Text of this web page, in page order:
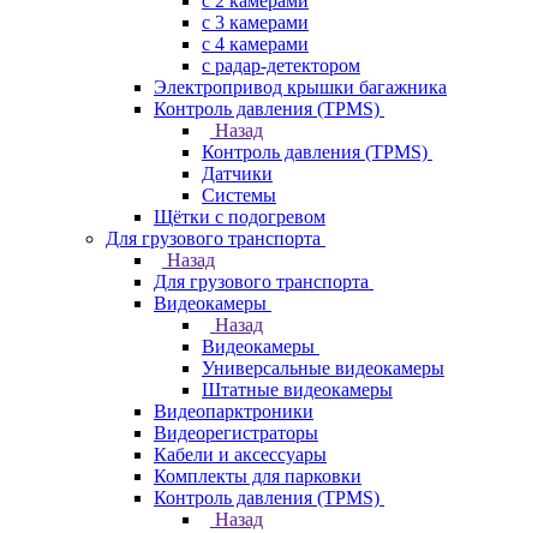
с 3 камерами
с 4 камерами
с радар-детектором
Электропривод крышки багажника
Контроль давления (TPMS)
Назад
Контроль давления (TPMS)
Датчики
Системы
Щётки с подогревом
Для грузового транспорта
Назад
Для грузового транспорта
Видеокамеры
Назад
Видеокамеры
Универсальные видеокамеры
Штатные видеокамеры
Видеопарктроники
Видеорегистраторы
Кабели и аксессуары
Комплекты для парковки
Контроль давления (TPMS)
Назад